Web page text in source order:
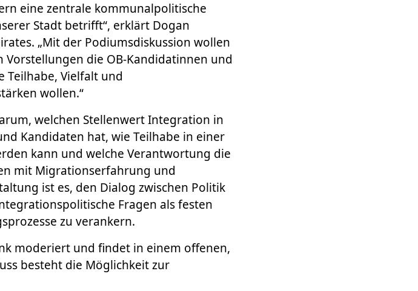
eine zentrale kommunalpolitische
Stadt betrifft“, erklärt Dogan
„Mit der Podiumsdiskussion wollen
die OB-Kandidatinnen und
Teilhabe, Vielfalt und
wollen.“
welchen Stellenwert Integration in
Kandidaten hat, wie Teilhabe in einer
kann und welche Verantwortung die
mit Migrationserfahrung und
ist es, den Dialog zwischen Politik
Fragen als festen
zu verankern.
moderiert und findet in einem offenen,
besteht die Möglichkeit zur